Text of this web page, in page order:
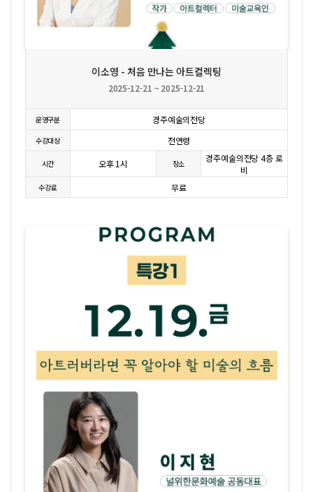
상세보기
이소영 - 처음 만나는 아트컬렉팅
2025-12-21 ~ 2025-12-21
운영구분 경주예술의전당
수강대상 전연령
시간 오후 1시 장소
경주예술의전당 4층 로
비
수강료 무료